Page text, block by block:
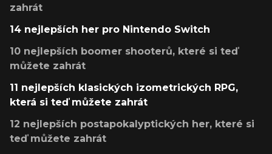
zahrát
14 nejlepších her pro Nintendo Switch
10 nejlepších boomer shooterů, které si teď
můžete zahrát
11 nejlepších klasických izometrických RPG,
která si teď můžete zahrát
12 nejlepších postapokalyptických her, které si
teď můžete zahrát